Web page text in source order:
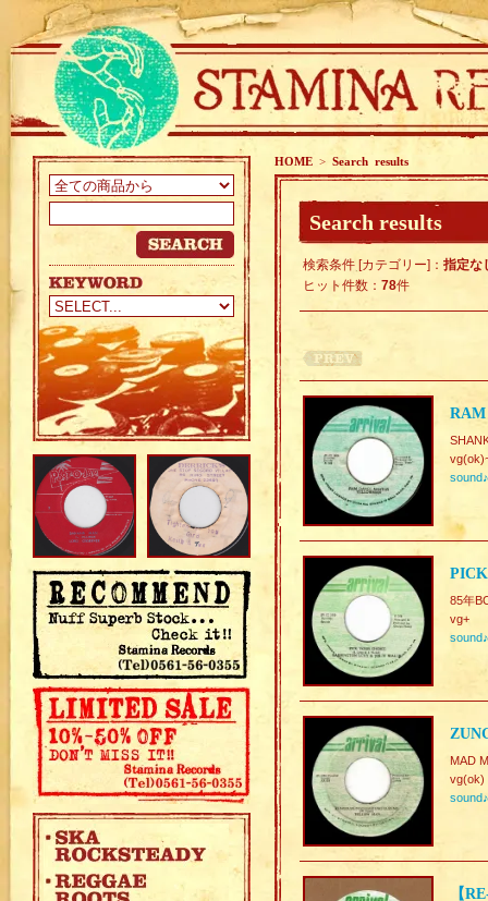
HOME > Search results
Search results
検索条件 [カテゴリー]： 指定な
ヒット件数： 78件
RAM
sound♪
85年
vg+
sound♪
MAD
vg(ok)
sound♪
【